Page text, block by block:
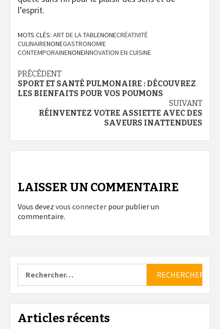
MOTS CLÉS: ART DE LA TABLENONECRÉATIVITÉ
CULINAIRENONEGASTRONOMIE
CONTEMPORAINENONEINNOVATION EN CUISINE
Navigation
d’article
PRÉCÉDENT
SPORT ET SANTÉ PULMONAIRE : DÉCOUVREZ
LES BIENFAITS POUR VOS POUMONS
SUIVANT
RÉINVENTEZ VOTRE ASSIETTE AVEC DES
SAVEURS INATTENDUES
LAISSER UN COMMENTAIRE
Vous devez vous connecter pour publier un
commentaire.
Articles récents